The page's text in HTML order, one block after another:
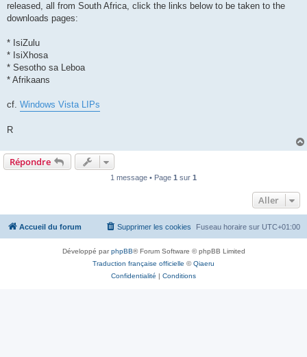
released, all from South Africa, click the links below to be taken to the
downloads pages:
* IsiZulu
* IsiXhosa
* Sesotho sa Leboa
* Afrikaans
cf. Windows Vista LIPs
R
Répondre
1 message • Page 1 sur 1
Aller
Accueil du forum Fuseau horaire sur UTC+01:00
Supprimer les cookies
Développé parphpBB® Forum Software © phpBB Limited
Traduction française officielle ©Qiaeru
Confidentialité | Conditions